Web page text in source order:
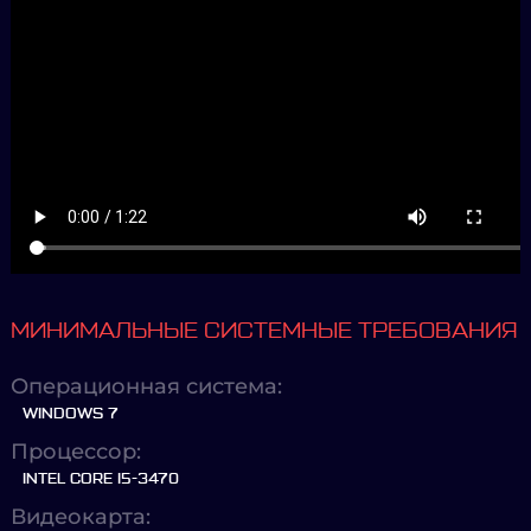
МИНИМАЛЬНЫЕ СИСТЕМНЫЕ ТРЕБОВАНИЯ
Операционная система:
WINDOWS 7
Процессор:
INTEL CORE I5-3470
Видеокарта: